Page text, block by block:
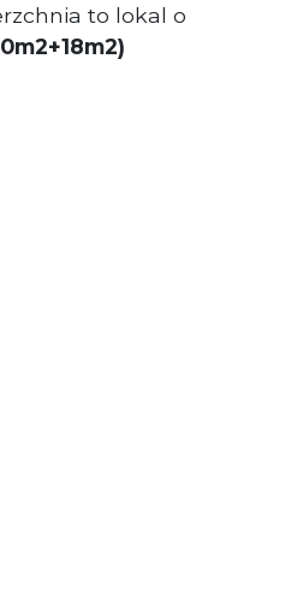
to lokal o